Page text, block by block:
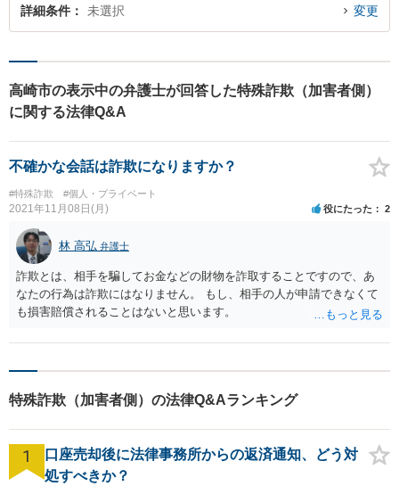
詳細条件 未選択 変更
高崎市の表示中の弁護士が回答した特殊詐欺（加害者側）
に関する法律Q&A
不確かな会話は詐欺になりますか？
#特殊詐欺 #個人・プライベート
2021年11月08日(月) 役にたった 2
林 高弘 弁護士
詐欺とは、相手を騙してお金などの財物を詐取することですので、あ
なたの行為は詐欺にはなりません。 もし、相手の人が申請できなくて
も損害賠償されることはないと思います。
特殊詐欺（加害者側）の法律Q&Aランキング
1
口座売却後に法律事務所からの返済通知、どう対
処すべきか？